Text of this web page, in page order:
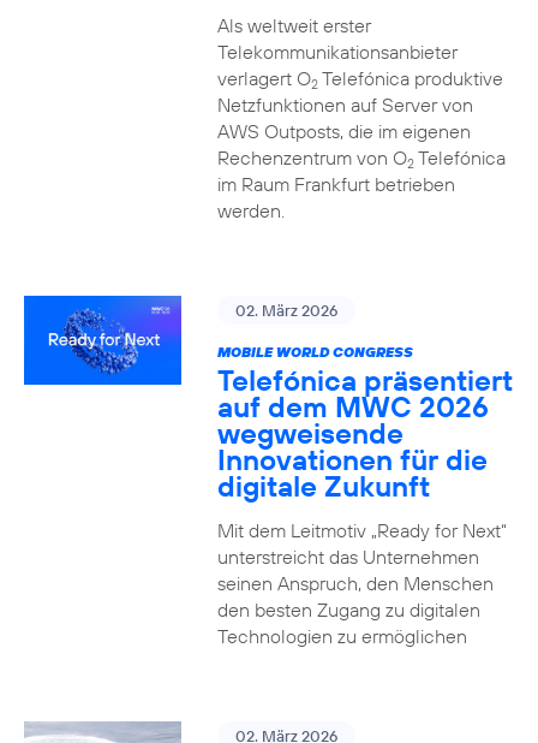
Als weltweit erster
Telekommunikationsanbieter
verlagert O2Telefónica produktive
Netzfunktionen auf Server von
AWS Outposts, die im eigenen
Rechenzentrum von O2Telefónica
im Raum Frankfurt betrieben
werden.
02. März 2026
MOBILE WORLD CONGRESS
Telefónica präsentiert
auf dem MWC 2026
wegweisende
Innovationen für die
digitale Zukunft
Mit dem Leitmotiv „Ready for Next“
unterstreicht das Unternehmen
seinen Anspruch, den Menschen
den besten Zugang zu digitalen
Technologien zu ermöglichen
02. März 2026